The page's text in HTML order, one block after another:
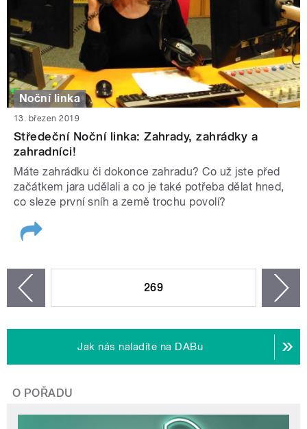
Noční linka
13. březen 2019
Středeční Noční linka: Zahrady, zahrádky a
zahradníci!
Máte zahrádku či dokonce zahradu? Co už jste před
začátkem jara udělali a co je také potřeba dělat hned,
co sleze první sníh a země trochu povolí?
269
Jak nás naladíte na DABu
O POŘADU